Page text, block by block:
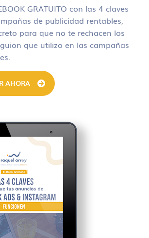
GRATUITO con las 4 claves
de publicidad rentables,
para que no te rechacen los
que utilizo en las campañas
AHORA